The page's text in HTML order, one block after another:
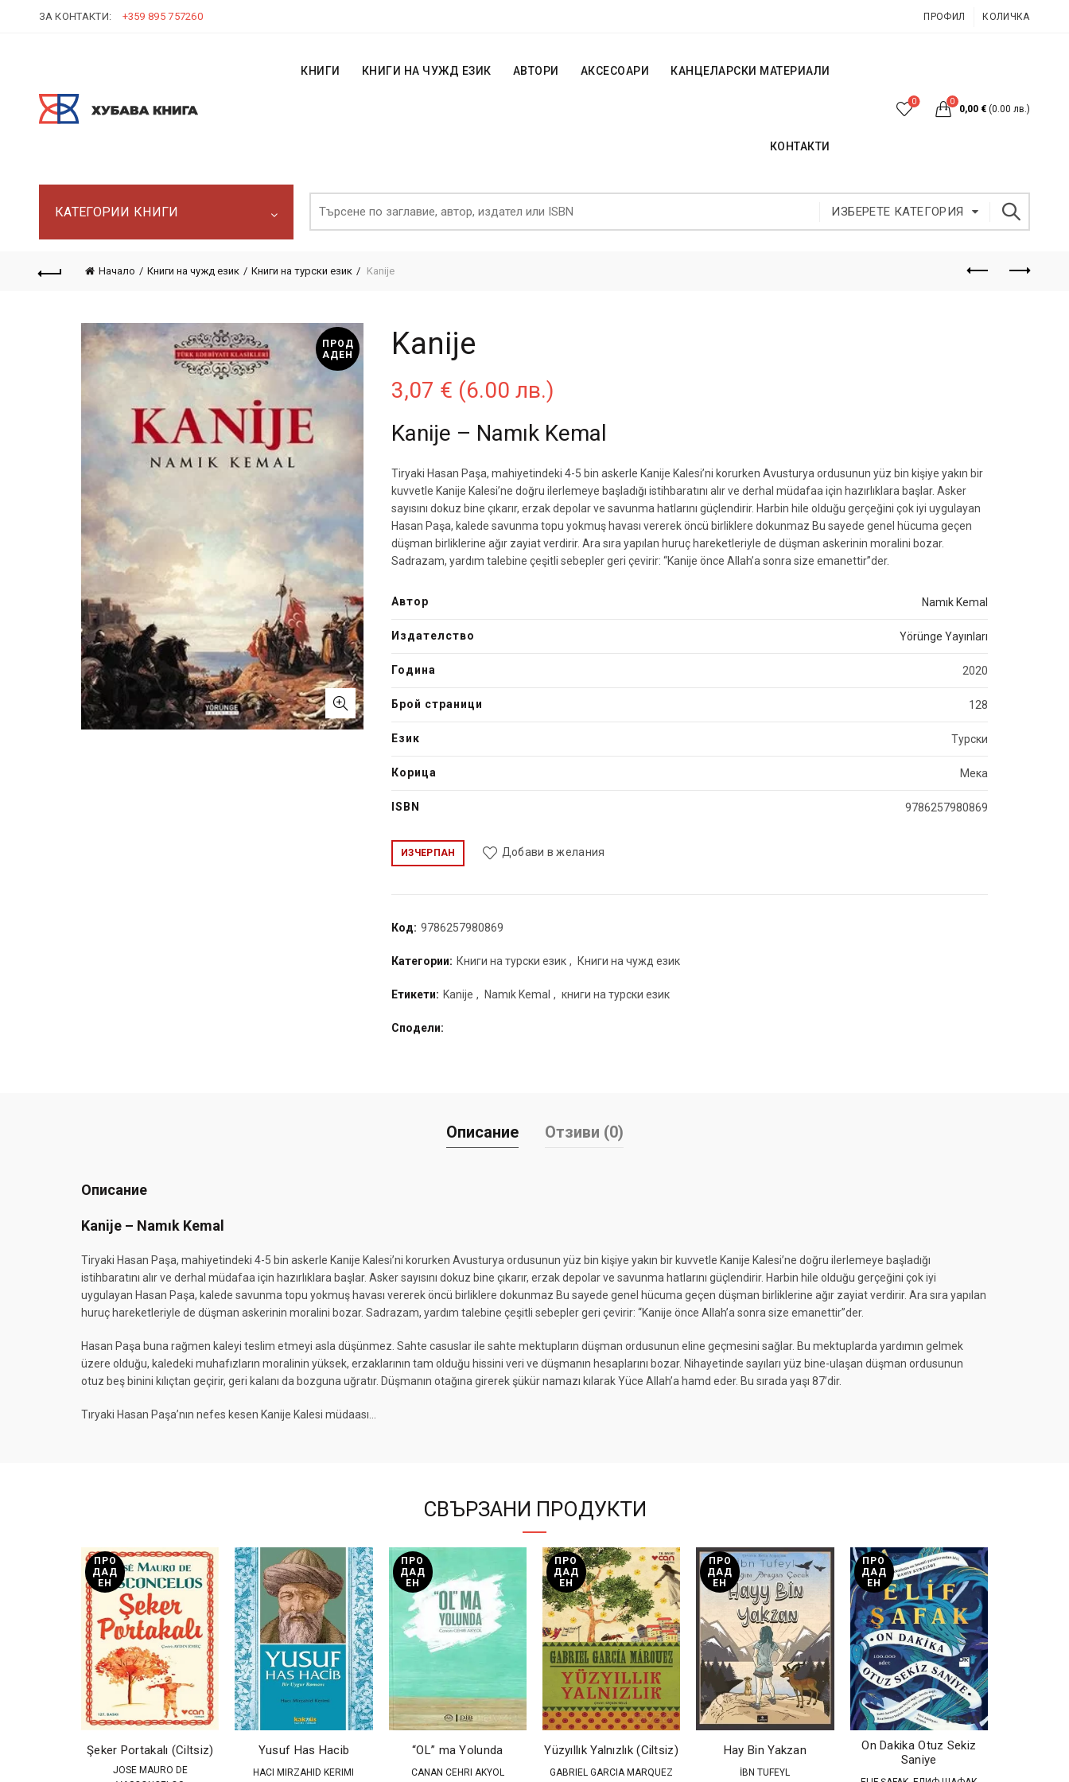
ЗА КОНТАКТИ: +359 895 757260 ПРОФИЛ КОЛИЧКА
КНИГИ КНИГИ НА ЧУЖД ЕЗИК АВТОРИ АКСЕСОАРИ КАНЦЕЛАРСКИ МАТЕРИАЛИ
КОНТАКТИ
0 0
0,00 € (0.00 лв.)
КАТЕГОРИИ КНИГИ ИЗБЕРЕТЕ КАТЕГОРИЯ
Начало Книги на чужд език Книги на турски език Kanije
ПРОД
АДЕН
Kanije
3,07 € (6.00 лв.)
Kanije – Namık Kemal
Tiryaki Hasan Paşa, mahiyetindeki 4-5 bin askerle Kanije Kalesi’ni korurken Avusturya ordusunun yüz bin kişiye yakın bir
kuvvetle Kanije Kalesi’ne doğru ilerlemeye başladığı istihbaratını alır ve derhal müdafaa için hazırlıklara başlar. Asker
sayısını dokuz bine çıkarır, erzak depolar ve savunma hatlarını güçlendirir. Harbin hile olduğu gerçeğini çok iyi uygulayan
Hasan Paşa, kalede savunma topu yokmuş havası vererek öncü birliklere dokunmaz Bu sayede genel hücuma geçen
düşman birliklerine ağır zayiat verdirir. Ara sıra yapılan huruç hareketleriyle de düşman askerinin moralini bozar.
Sadrazam, yardım talebine çeşitli sebepler geri çevirir: “Kanije önce Allah’a sonra size emanettir”der.
Автор Namık Kemal
Издателство Yörünge Yayınları
Година 2020
Брой страници 128
Език Турски
Корица Мека
ISBN 9786257980869
ИЗЧЕРПАН Добави в желания
Код: 9786257980869
Категории: Книги на турски език , Книги на чужд език
Етикети: Kanije , Namık Kemal , книги на турски език
Сподели
Описание Отзиви (0)
Описание
Kanije – Namık Kemal
Tiryaki Hasan Paşa, mahiyetindeki 4-5 bin askerle Kanije Kalesi’ni korurken Avusturya ordusunun yüz bin kişiye yakın bir kuvvetle Kanije Kalesi’ne doğru ilerlemeye başladığı
istihbaratını alır ve derhal müdafaa için hazırlıklara başlar. Asker sayısını dokuz bine çıkarır, erzak depolar ve savunma hatlarını güçlendirir. Harbin hile olduğu gerçeğini çok iyi
uygulayan Hasan Paşa, kalede savunma topu yokmuş havası vererek öncü birliklere dokunmaz Bu sayede genel hücuma geçen düşman birliklerine ağır zayiat verdirir. Ara sıra yapılan
huruç hareketleriyle de düşman askerinin moralini bozar. Sadrazam, yardım talebine çeşitli sebepler geri çevirir: “Kanije önce Allah’a sonra size emanettir”der.
Hasan Paşa buna rağmen kaleyi teslim etmeyi asla düşünmez. Sahte casuslar ile sahte mektupların düşman ordusunun eline geçmesini sağlar. Bu mektuplarda yardımın gelmek
üzere olduğu, kaledeki muhafızların moralinin yüksek, erzaklarının tam olduğu hissini veri ve düşmanın hesaplarını bozar. Nihayetinde sayıları yüz bine-ulaşan düşman ordusunun
otuz beş binini kılıçtan geçirir, geri kalanı da bozguna uğratır. Düşmanın otağına girerek şükür namazı kılarak Yüce Allah’a hamd eder. Bu sırada yaşı 87’dir.
Tıryaki Hasan Paşa’nın nefes kesen Kanije Kalesi müdaası…
СВЪРЗАНИ ПРОДУКТИ
ПРО
ДАД
ЕН
Şeker Portakalı (Ciltsiz)
JOSE MAURO DE
Yusuf Has Hacib
HACI MIRZAHID KERIMI
ПРО
ДАД
ЕН
“OL” ma Yolunda
CANAN CEHRI AKYOL
ПРО
ДАД
ЕН
Yüzyıllık Yalnızlık (Ciltsiz)
GABRIEL GARCIA MARQUEZ
ПРО
ДАД
ЕН
Hay Bin Yakzan
İBN TUFEYL
ПРО
ДАД
ЕН
On Dakika Otuz Sekiz
Saniye